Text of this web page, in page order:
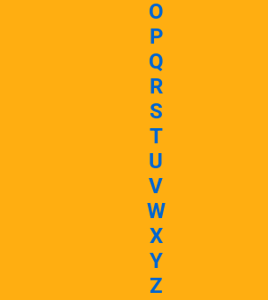
O
P
Q
R
S
T
U
V
W
X
Y
Z